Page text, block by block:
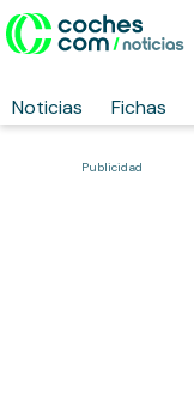
Noticias Fichas
Publicidad